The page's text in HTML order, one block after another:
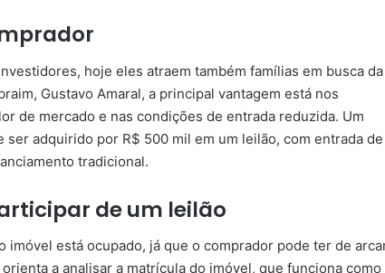
hoje eles atraem também famílias em busca da
Gustavo Amaral, a principal vantagem está nos
de mercado e nas condições de entrada reduzida. Um
ser adquirido por R$ 500 mil em um leilão, com entrada de
tradicional.
de um leilão
imóvel está ocupado, já que o comprador pode ter de
a analisar a matrícula do imóvel, que funciona como